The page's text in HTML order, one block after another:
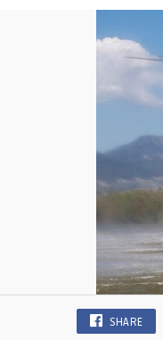
SHARE